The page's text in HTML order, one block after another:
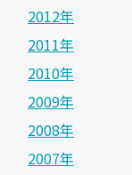
2012年
2011年
2010年
2009年
2008年
2007年